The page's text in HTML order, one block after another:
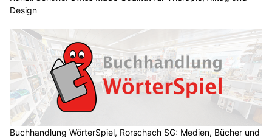
Design
Buchhandlung WörterSpiel, Rorschach SG: Medien, Bücher und